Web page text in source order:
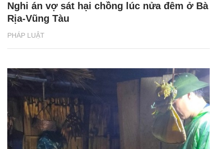
PHÁP LUẬT
Nghi án vợ sát hại chồng lúc nửa đêm ở Bà
Rịa-Vũng Tàu